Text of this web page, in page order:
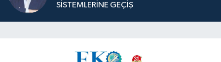
SİSTEMLERİNE GEÇİŞ